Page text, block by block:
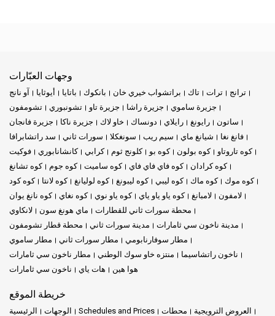
وجهات العبّارات
آو نانج أيوثايا باتايا بانكوك براتشواب خيري خان تاك ترات
ترانج
تشومفون
تشونبوري جزيرة تاو جزيرة راشا
جزيرة ساموي
جزيرة فانجان
جزيرة ناكا خاو لاك دونساك رايلاي رايونغ
ساتون
سد راتشابرافا
سورات ثاني سونغكلا سيم ريب شيانغ ماي
فانغ نغا
فوكيت
كانشانابوري كرابي كلونج ثوم كوه بو كوه بولون
كوه تاروتاو
كوه تشانغ
كوه جوم كوه ساميت كوه فاي فاي فاي
كوه كرادان
كوه كود
كوه لانتا كوه لوليانغ كوه ليبونغ كوه ليبي كوه ماك
كوه موك
كوه نانغ يوان
كوه نغاي كوه ياو نوي كوه ياو ياو ياي لامبانغ
لامفون
لانكاوي
ماي هونغ سون
محطة سورات ثاني للقطارات
محطة قطار تشومفون
مدينة سورات ثاني
مدينة ناخون سي ثامارات
مطار ساموي
مطار سورات ثاني
مطار سوفارنابومي
مطار ناخون سي ثامارات
منتزه خاو سوك الوطني
ناخون راتشاسيما
ناخون سي ثامارات
هات ياي هوا هين
خريطة الموقع
الرئيسية الوجهات Schedules and Prices محطات
العروض الترويجية